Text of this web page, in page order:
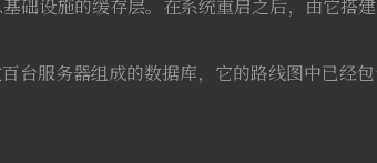
础设施的缓存层。在系统重启之后，由它搭
台服务器组成的数据库，它的路线图中已经